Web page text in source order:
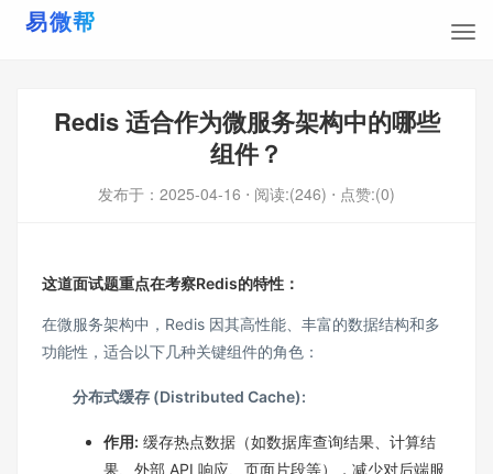
Redis 适合作为微服务架构中的哪些
组件？
发布于： 2025-04-16 ⋅ 阅读:(246) ⋅ 点赞:(0)
这道面试题重点在考察Redis的特性：
在微服务架构中，Redis 因其高性能、丰富的数据结构和多
功能性，适合以下几种关键组件的角色：
分布式缓存 (Distributed Cache):
作用: 缓存热点数据（如数据库查询结果、计算结
果、外部 API 响应、页面片段等），减少对后端服